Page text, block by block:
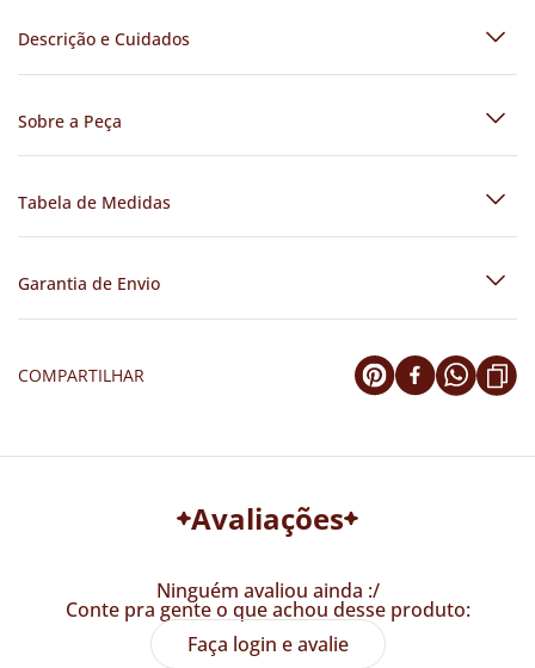
Descrição e Cuidados
Tabela de Medidas
Sobre a Peça
Tabela de Medidas
Garantia de Envio
COMPARTILHAR
Avaliações
Ninguém avaliou ainda :/
Conte pra gente o que achou desse produto:
Faça login e avalie